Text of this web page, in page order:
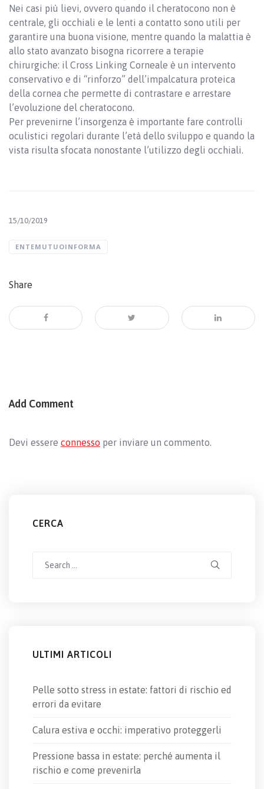
Nei casi più lievi, ovvero quando il cheratocono non è
centrale, gli occhiali e le lenti a contatto sono utili per
garantire una buona visione, mentre quando la malattia è
allo stato avanzato bisogna ricorrere a terapie
chirurgiche: il Cross Linking Corneale è un intervento
conservativo e di “rinforzo” dell’impalcatura proteica
della cornea che permette di contrastare e arrestare
l’evoluzione del cheratocono.
Per prevenirne l’insorgenza è importante fare controlli
oculistici regolari durante l’età dello sviluppo e quando la
vista risulta sfocata nonostante l’utilizzo degli occhiali.
15/10/2019
ENTEMUTUOINFORMA
Share
Add Comment
Devi essere connesso per inviare un commento.
CERCA
ULTIMI ARTICOLI
Pelle sotto stress in estate: fattori di rischio ed
errori da evitare
Calura estiva e occhi: imperativo proteggerli
Pressione bassa in estate: perché aumenta il
rischio e come prevenirla